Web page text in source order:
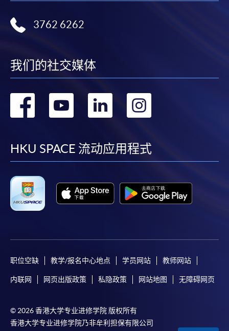
3762 6262
我们的社交媒体
转
facebook
转
youtube
转
linkedin
转
HKU SPACE 流动应用程式
职位空缺 教学/报名中心地点 学员网站 教师网站
内联网 网页出版政策 私隐政策 网站地图 无障碍网页
© 2026 香港大学专业进修学院 版权所有
香港大学专业进修学院乃非牟利担保有限公司